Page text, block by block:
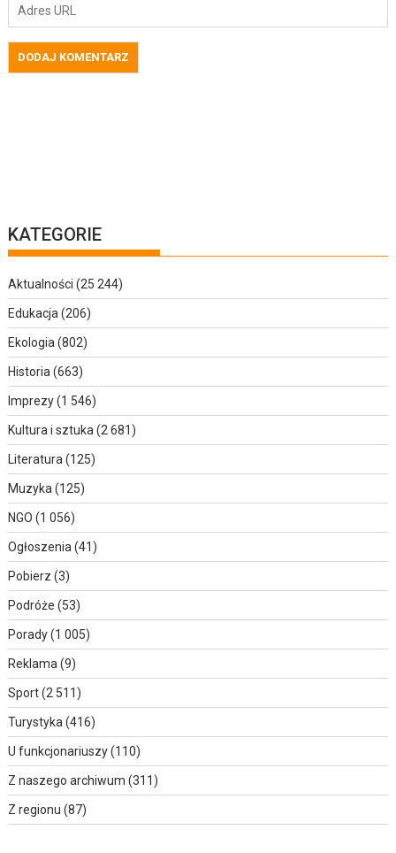
KATEGORIE
Aktualności (25 244)
Edukacja (206)
Ekologia (802)
Historia (663)
Imprezy(1 546)
Kultura i sztuka (2 681)
Literatura (125)
Muzyka (125)
NGO (1 056)
Ogłoszenia (41)
Pobierz (3)
Podróże (53)
Porady(1 005)
Reklama (9)
Sport(2 511)
Turystyka (416)
U funkcjonariuszy(110)
Z naszego archiwum (311)
Z regionu (87)